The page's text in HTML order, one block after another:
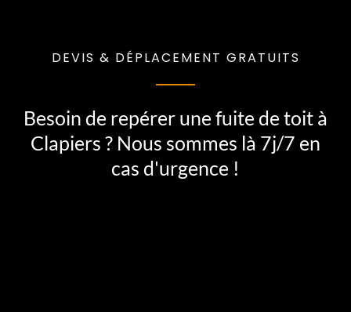
DEVIS & DÉPLACEMENT GRATUITS
Besoin de repérer une fuite de toit à
Clapiers ? Nous sommes là 7j/7 en
cas d'urgence !